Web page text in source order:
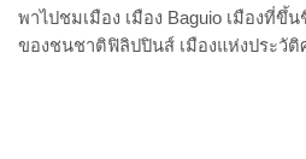
พาไปชมเมือง เมือง Baguio เมืองที่ขึ้
ของชนชาติฟิลิปปินส์ เมืองแห่งประวัติ